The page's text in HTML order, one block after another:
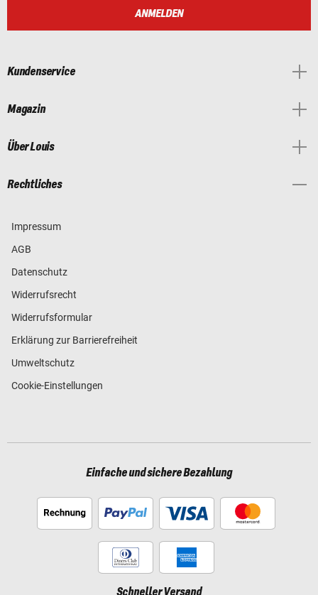
ANMELDEN
Kundenservice
Magazin
Über Louis
Rechtliches
Impressum
AGB
Datenschutz
Widerrufsrecht
Widerrufsformular
Erklärung zur Barrierefreiheit
Umweltschutz
Cookie-Einstellungen
Einfache und sichere Bezahlung
Schneller Versand